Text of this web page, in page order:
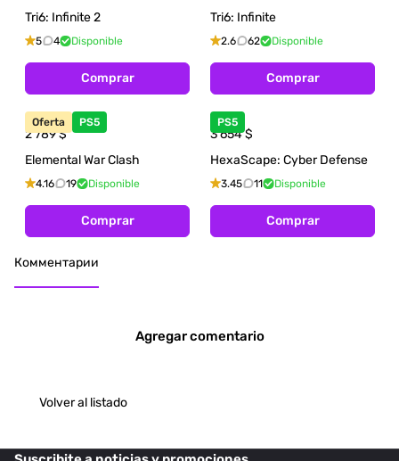
Tri6: Infinite 2
5 4 Disponible
Comprar
Tri6: Infinite
2.6 62 Disponible
Comprar
Oferta PS5
2 789$
Elemental War Clash
4.16 19 Disponible
Comprar
PS5
3 654$
HexaScape: Cyber Defense
3.45 11 Disponible
Comprar
Комментарии
Agregar comentario
Volver al listado